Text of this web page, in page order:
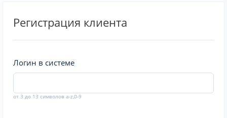
Регистрация клиента
Логин в системе
от 3 до 13 символов a-z,0-9